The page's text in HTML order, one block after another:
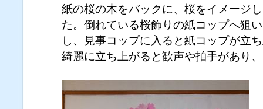
紙の桜の木をバックに、桜をイメージ
た。倒れている桜飾りの紙コップへ狙
し、見事コップに入ると紙コップが立
綺麗に立ち上がると歓声や拍手があり